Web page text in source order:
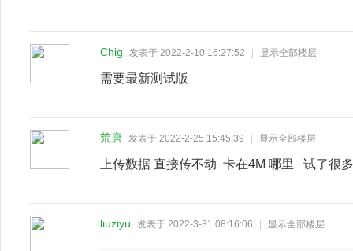
Chig 发表于 2022-2-10 16:27:52 显示全部楼层
需要最新测试版
荒唐 发表于 2022-2-25 15:45:39 显示全部楼层
上传数据 直接传不动 卡在4M 哪里 试了很
liuziyu 发表于 2022-3-31 08:16:06 显示全部楼层